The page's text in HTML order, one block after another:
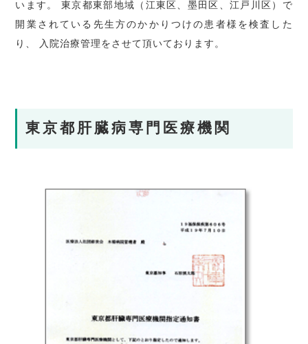
います。 東京都東部地域（江東区、墨田区、江戸川区）で
開業されている先生方のかかりつけの患者様を検査した
り、 入院治療管理をさせて頂いております。
東京都肝臓病専門医療機関